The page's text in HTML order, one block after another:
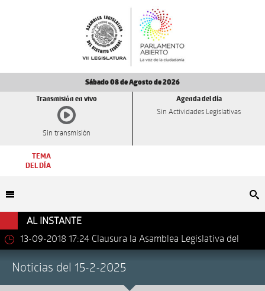
Sábado 08 de Agosto de 2026
Transmisión en vivo
Sin transmisión
Agenda del día
Sin Actividades Legislativas
TEMA
DEL DÍA
AL INSTANTE
13-09-2018 17:24 Clausura la Asamblea Legislativa del
Noticias del 15-2-2025